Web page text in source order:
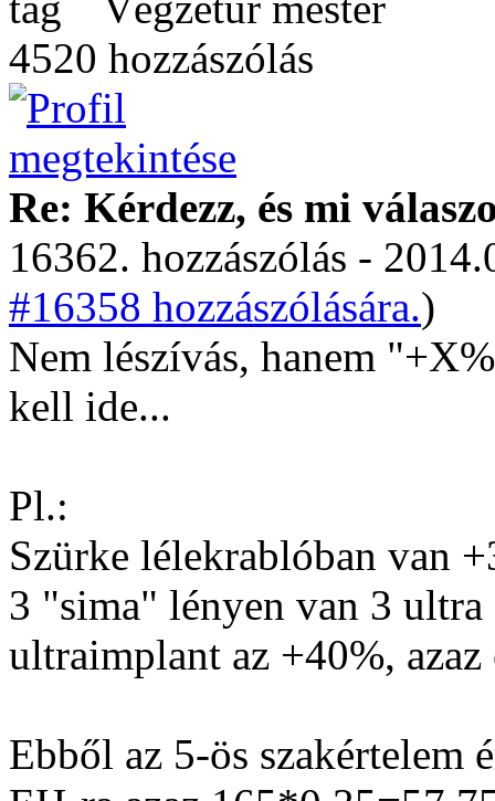
4520 hozzászólás
Re: Kérdezz, és mi
16362. hozzászólás -
#16358 hozzászólására.)
Nem lészívás, hanem
kell ide...
Pl.:
Szürke lélekrablóban van
3 "sima" lényen van 3
ultraimplant az +40%,
Ebből az 5-ös szakértelem